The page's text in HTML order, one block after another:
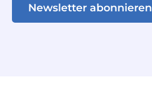
Newsletter abonnieren